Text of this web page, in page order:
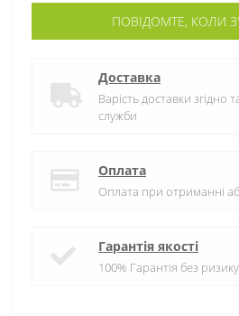
ПОВІДОМТЕ, КОЛИ
Доставка
Варість доставки згідно
служби
Оплата
Оплата при отриманні
Гарантія якості
100% Гарантія без ризику